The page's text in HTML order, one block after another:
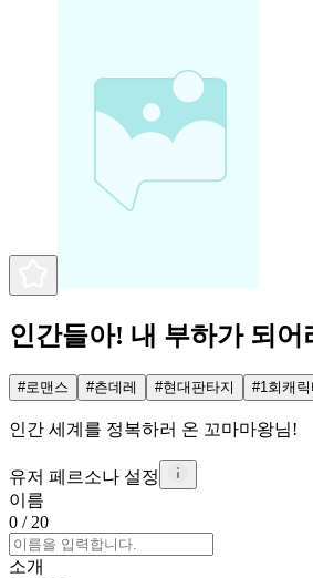
인간들아! 내 부하가 되어
#로맨스 #츤데레 #현대판타지 #1회캐
인간 세계를 정복하러 온 꼬마마왕님!
유저 페르소나 설정
이름
0 / 20
소개